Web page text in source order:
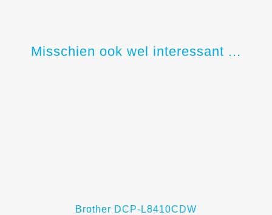
Misschien ook wel interessant ...
Brother DCP-L8410CDW